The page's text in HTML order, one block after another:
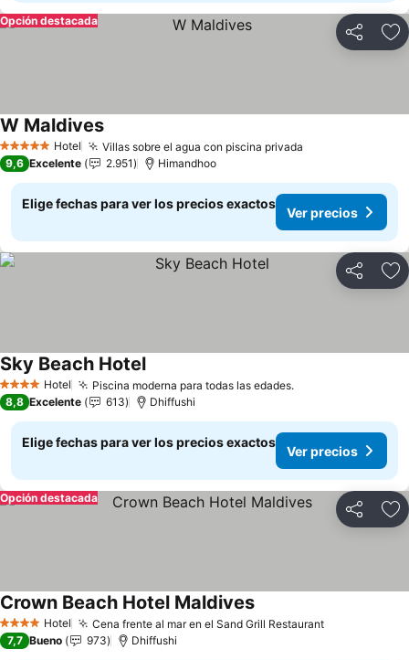
Compartir
Opción destacada
5 Estrellas Hotel Villas sobre el agua con piscina privada
W Maldives
9,6 Excelente 2.951 Himandhoo
Elige fechas para ver los precios exactos
Ver precios
Compartir
4 EstrellasHotel Piscina moderna para todas las edades.
Sky Beach Hotel
8,8 Excelente 613 Dhiffushi
Elige fechas para ver los precios exactos
Ver precios
Compartir
Opción destacada
4 EstrellasHotel Cena frente al mar en el Sand Grill Restaurant
Crown Beach Hotel Maldives
7,7 Bueno 973 Dhiffushi